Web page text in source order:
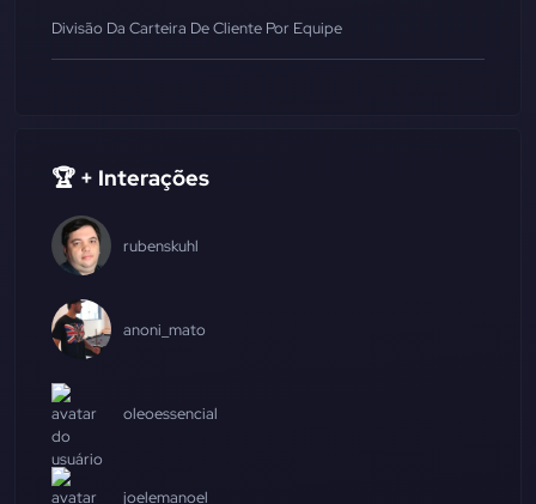
Divisão Da Carteira De Cliente Por Equipe
🏆 + Interações
rubenskuhl
anoni_mato
oleoessencial
joelemanoel